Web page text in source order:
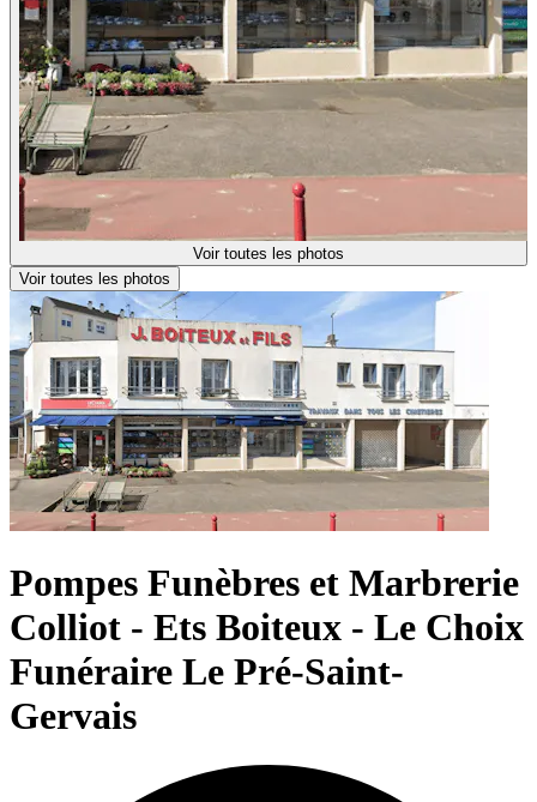
Voir toutes les photos
Voir toutes les photos
Pompes Funèbres et Marbrerie
Colliot - Ets Boiteux - Le Choix
Funéraire Le Pré-Saint-
Gervais